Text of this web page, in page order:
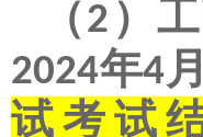
（2 ）
2024年4月
试考试